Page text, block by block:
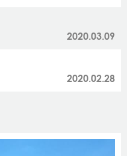
2020.03.09
2020.02.28